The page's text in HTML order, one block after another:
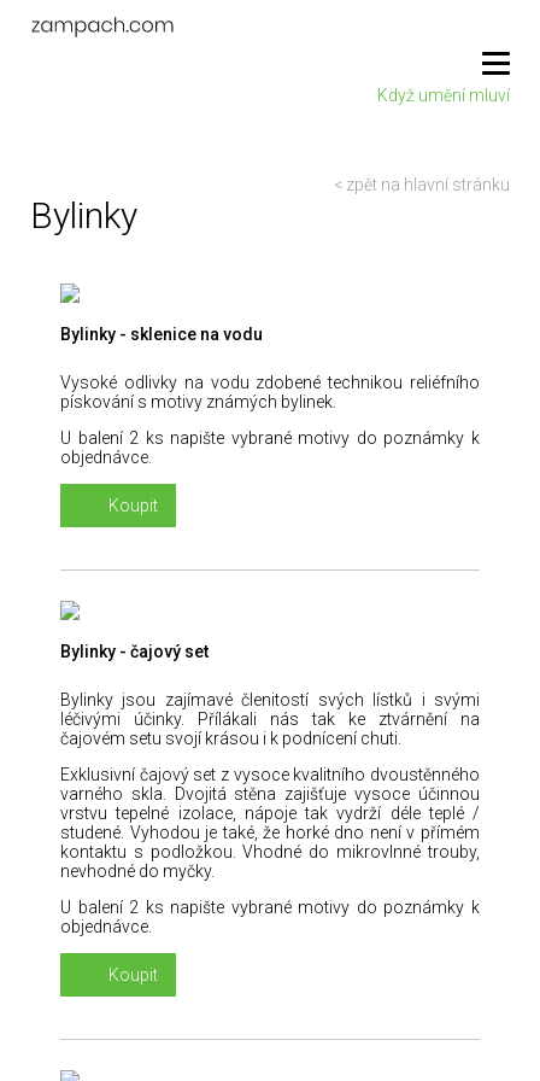
Když umění mluví
< zpět na hlavní stránku
Bylinky
Bylinky - sklenice na vodu
Vysoké odlivky na vodu zdobené technikou reliéfního
pískování s motivy známých bylinek.
U balení 2 ks napište vybrané motivy do poznámky k
objednávce.
Koupit
Bylinky - čajový set
Bylinky jsou zajímavé členitostí svých lístků i svými
léčivými účinky. Přílákali nás tak ke ztvárnění na
čajovém setu svojí krásou i k podnícení chuti.
Exklusivní čajový set z vysoce kvalitního dvoustěnného
varného skla. Dvojitá stěna zajišťuje vysoce účinnou
vrstvu tepelné izolace, nápoje tak vydrží déle teplé /
studené. Vyhodou je také, že horké dno není v přímém
kontaktu s podložkou. Vhodné do mikrovlnné trouby,
nevhodné do myčky.
U balení 2 ks napište vybrané motivy do poznámky k
objednávce.
Koupit